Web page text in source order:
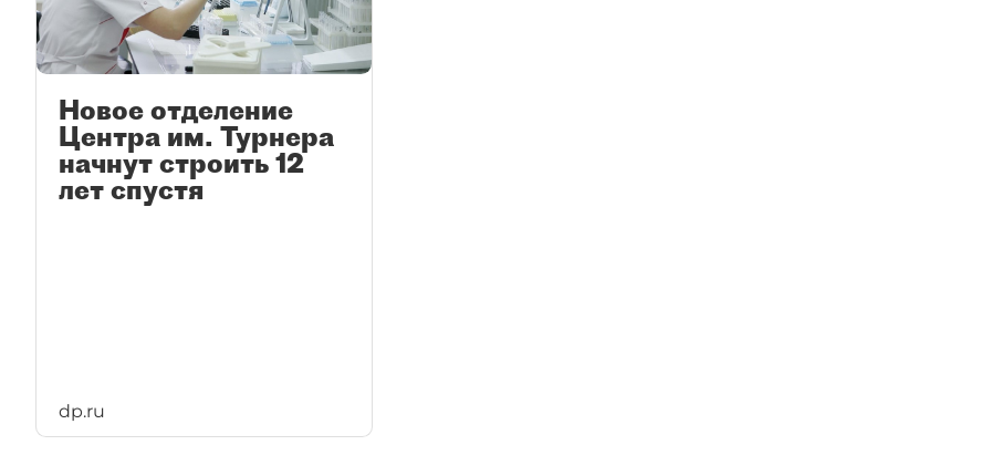
Новое отделение
Центра им. Турнера
начнут строить 12
лет спустя
dp.ru